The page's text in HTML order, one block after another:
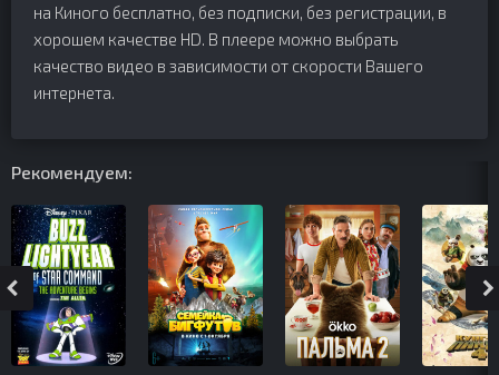
на Киного бесплатно, без подписки, без регистрации, в
хорошем качестве HD. В плеере можно выбрать
качество видео в зависимости от скорости Вашего
интернета.
Рекомендуем: